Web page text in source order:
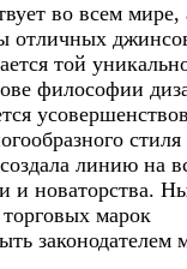
во всем мире,
отличных
той
философии
стиля
линию на
и новаторства.
марок
законодателем